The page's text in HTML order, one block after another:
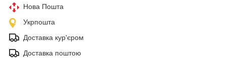
Нова Пошта
Укрпошта
Доставка кур'єром
Доставка поштою